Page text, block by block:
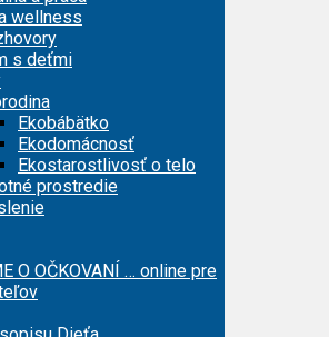
wellness
s deťmi
Ekobábätko
Ekodomácnosť
Ekostarostlivosť o telo
prostredie
O OČKOVANÍ … online pre